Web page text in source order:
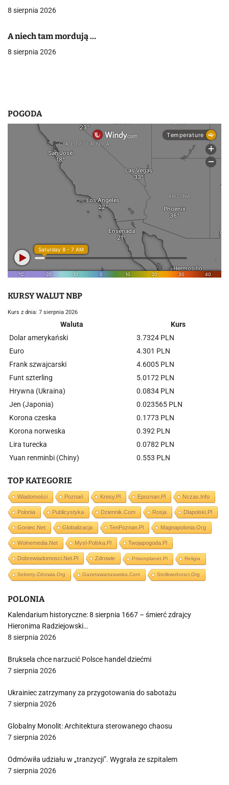
w
p
i
8 sierpnia 2026
A niech tam mordują …
8 sierpnia 2026
POGODA
KURSY WALUT NBP
Kurs z dnia: 7 sierpnia 2026
Waluta
Kurs
Dolar amerykański
3.7324 PLN
Euro
4.301 PLN
Frank szwajcarski
4.6005 PLN
Funt szterling
5.0172 PLN
Hrywna (Ukraina)
0.0834 PLN
Jen (Japonia)
0.023565 PLN
Korona czeska
0.1773 PLN
Korona norweska
0.392 PLN
Lira turecka
0.0782 PLN
Yuan renminbi (Chiny)
0.553 PLN
TOP KATEGORIE
Wiadomości Poznań Kresy.pl Epoznan.pl Nczas.info
Polonia Publicystyka Dziennik.com Rosja Dlapolski.pl
Goniec.net Globalizacja TenPoznan.pl Magnapolonia.org
Wolnemedia.net Mysl-Polska.pl Twojapogoda.pl
Dobrewiadomosci.net.pl Zdrowie Prisonplanet.pl Religia
Sekrety-Zdrowia.org Gazetawarszawska.com Stolikwolnosci.org
POLONIA
Kalendarium historyczne: 8 sierpnia 1667 – śmierć zdrajcy
Hieronima Radziejowski…
8 sierpnia 2026
Bruksela chce narzucić Polsce handel dziećmi
7 sierpnia 2026
Ukrainiec zatrzymany za przygotowania do sabotażu
7 sierpnia 2026
Globalny Monolit: Architektura sterowanego chaosu
7 sierpnia 2026
Odmówiła udziału w „tranzycji”. Wygrała ze szpitalem
7 sierpnia 2026